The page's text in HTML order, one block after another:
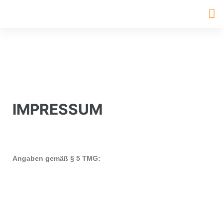
IMPRESSUM
Angaben gemäß § 5 TMG: